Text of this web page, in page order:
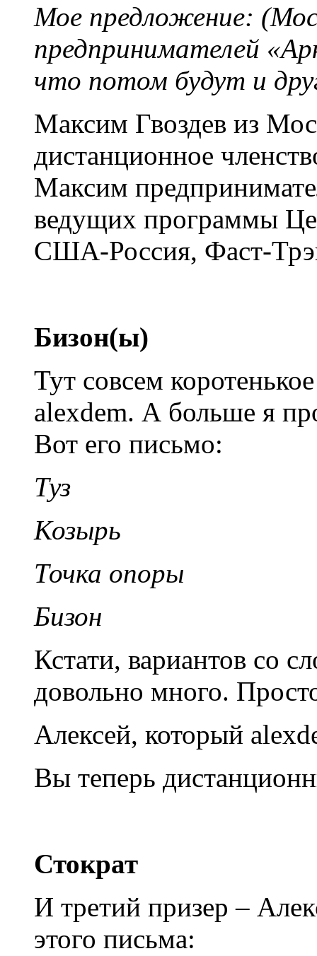
Мое предложение:
предпринимателей
что потом будут и
Максим Гвоздев из
дистанционное
Максим
ведущих программы
США-Россия, Фаст-
Бизон(ы)
Тут совсем
alexdem. А больше я
Вот его письмо:
Туз
Козырь
Точка опоры
Бизон
Кстати, вариантов со
довольно много.
Алексей, который
Вы теперь
Стократ
И третий призер –
этого письма: